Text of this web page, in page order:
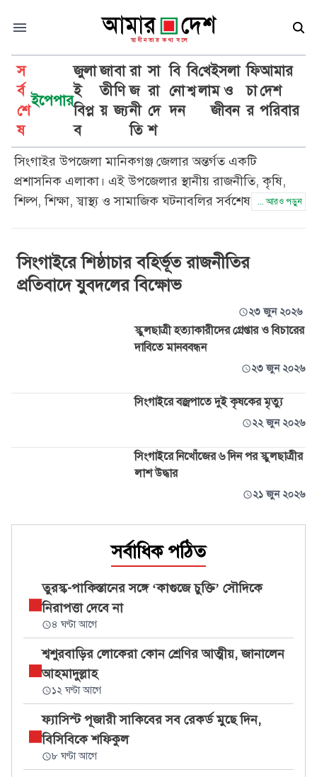
স
র্ব
শে
ষ
ইপেপার
জুলা
ই
বিপ্ল
ব
জা
তী
য়
বা
ণি
জ্য
রা
জ
নী
তি
সা
রা
দে
শ
বি
নো
দন
বি
শ্ব
খে
লা
ইসলা
ম ও
জীবন
ফি
চা
র
আমার
দেশ
পরিবার
সিংগাইর
সিংগাইর উপজেলা মানিকগঞ্জ জেলার অন্তর্গত একটি
প্রশাসনিক এলাকা। এই উপজেলার স্থানীয় রাজনীতি, কৃষি,
শিল্প, শিক্ষা, স্বাস্থ্য ও সামাজিক ঘটনাবলির সর্বশেষ খবর
পড়ুন।
... আরও পড়ুন
সিংগাইরে শিষ্ঠাচার বহির্ভূত রাজনীতির
প্রতিবাদে যুবদলের বিক্ষোভ
২৩ জুন ২০২৬
স্কুলছাত্রী হত্যাকারীদের গ্রেপ্তার ও বিচারের
দাবিতে মানববন্ধন
২৩ জুন ২০২৬
সিংগাইরে বজ্রপাতে দুই কৃষকের মৃত্যু
২২ জুন ২০২৬
সিংগাইরে নিখোঁজের ৬ দিন পর স্কুলছাত্রীর
লাশ উদ্ধার
২১ জুন ২০২৬
সর্বাধিক পঠিত
তুরস্ক-পাকিস্তানের সঙ্গে ‘কাগুজে চুক্তি’ সৌদিকে
নিরাপত্তা দেবে না
৪ ঘণ্টা আগে
শ্বশুরবাড়ির লোকেরা কোন শ্রেণির আত্মীয়, জানালেন
আহমাদুল্লাহ
১২ ঘণ্টা আগে
ফ্যাসিস্ট পূজারী সাকিবের সব রেকর্ড মুছে দিন,
বিসিবিকে শফিকুল
৮ ঘণ্টা আগে